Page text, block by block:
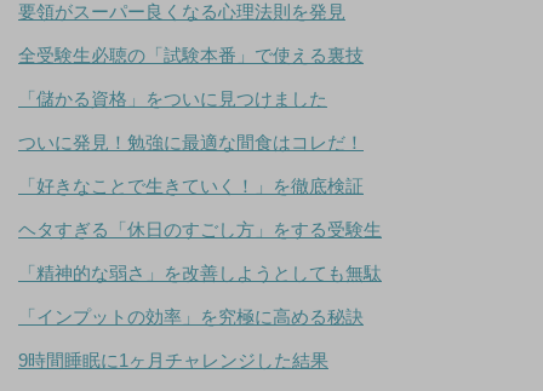
要領がスーパー良くなる心理法則を発見
全受験生必聴の「試験本番」で使える裏技
「儲かる資格」をついに見つけました
ついに発見！勉強に最適な間食はコレだ！
「好きなことで生きていく！」を徹底検証
ヘタすぎる「休日のすごし方」をする受験生
「精神的な弱さ」を改善しようとしても無駄
「インプットの効率」を究極に高める秘訣
9時間睡眠に1ヶ月チャレンジした結果